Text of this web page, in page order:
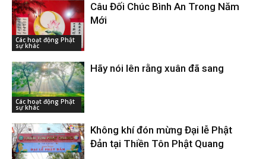
Các hoạt động Phật
sự khác
Câu Đối Chúc Bình An Trong Năm
Mới
Các hoạt động Phật
sự khác
Hãy nói lên rằng xuân đã sang
Không khí đón mừng Đại lễ Phật
Đản tại Thiền Tôn Phật Quang